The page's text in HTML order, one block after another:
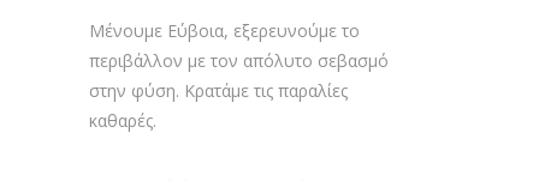
Μένουμε Εύβοια, εξερευνούμε το
περιβάλλον με τον απόλυτο σεβασμό
στην φύση. Κρατάμε τις παραλίες
καθαρές.